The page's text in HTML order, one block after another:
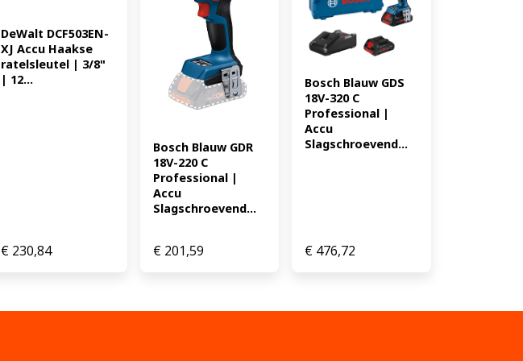
x ophangbeugel - 1 600 A02 K07 * 1 x XL-BOXX - 1 600 A02
59V * 1 x EAN: 4059952660080 1112.87
DeWalt DCF503EN-
XJ Accu Haakse
ratelsleutel | 3/8"
| 12...
€230,84
Bosch Blauw GDR
18V-220 C
Professional |
Accu
Slagschroevend...
€201,59
Bosch Blauw GDS
18V-320 C
Professional |
Accu
Slagschroevend...
€ 476,72